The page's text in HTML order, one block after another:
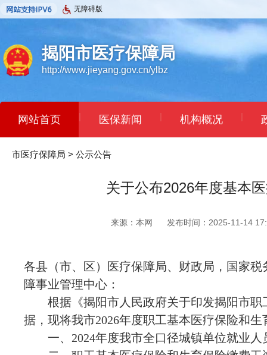
无障碍版
揭阳市医疗保障局
http://www.jieyang.gov.cn/ylbz
网站首页 | 医保新闻 | 机构概况 |
市医疗保障局 > 公示公告
关于公布2026年度基本
来源：本网 发布时间：2025-11-14
各县（市、区）医疗保障局、财政局，国家
障事业管理中心：
根据《揭阳市人民政府关于印发揭阳市职
据，现将我市2026年度职工基本医疗保险和
一、 2024年度我市全口径城镇单位就业人